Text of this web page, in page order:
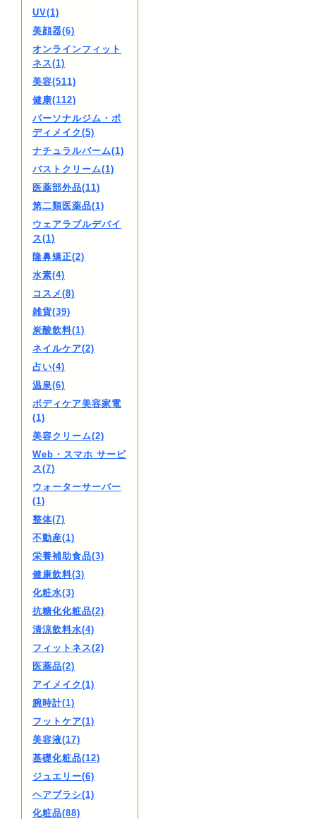
UV(1)
美顔器(6)
オンラインフィット
ネス(1)
美容(511)
健康(112)
パーソナルジム・ボ
ディメイク(5)
ナチュラルバーム(1)
バストクリーム(1)
医薬部外品(11)
第二類医薬品(1)
ウェアラブルデバイ
ス(1)
隆鼻矯正(2)
水素(4)
コスメ(8)
雑貨(39)
炭酸飲料(1)
ネイルケア(2)
占い(4)
温泉(6)
ボディケア美容家電
(1)
美容クリーム(2)
Web・スマホ サービ
ス(7)
ウォーターサーバー
(1)
整体(7)
不動産(1)
栄養補助食品(3)
健康飲料(3)
化粧水(3)
抗糖化化粧品(2)
清涼飲料水(4)
フィットネス(2)
医薬品(2)
アイメイク(1)
腕時計(1)
フットケア(1)
美容液(17)
基礎化粧品(12)
ジュエリー(6)
ヘアブラシ(1)
化粧品(88)